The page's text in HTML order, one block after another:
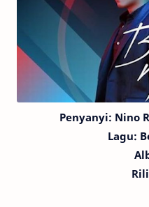
Penyanyi: Nino
Lagu: